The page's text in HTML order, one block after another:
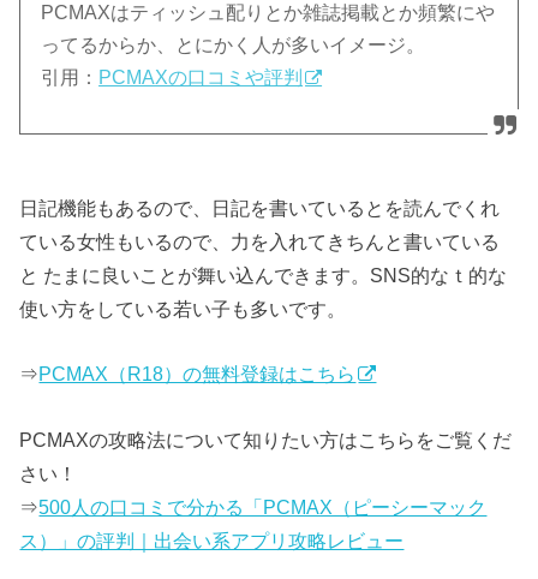
PCMAXはティッシュ配りとか雑誌掲載とか頻繁にや
ってるからか、とにかく人が多いイメージ。
引用： PCMAXの口コミや評判
日記機能もあるので、日記を書いているとを読んでくれ
ている女性もいるので、力を入れてきちんと書いている
と たまに良いことが舞い込んできます。SNS的なｔ的な
使い方をしている若い子も多いです。
⇒PCMAX（R18）の無料登録はこちら
PCMAXの攻略法について知りたい方はこちらをご覧くだ
さい！
⇒500人の口コミで分かる「PCMAX（ピーシーマック
ス）」の評判｜出会い系アプリ攻略レビュー